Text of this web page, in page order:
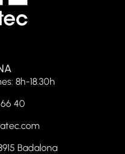
8h-18.30h
66 40
Badalona